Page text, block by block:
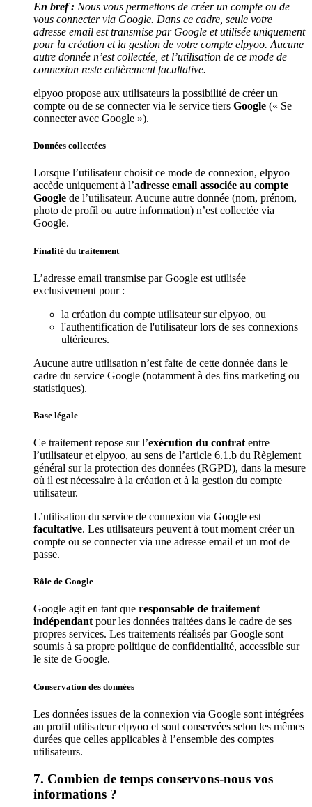
En bref : Nous vous permettons de créer un compte ou de
vous connecter via Google. Dans ce cadre, seule votre
adresse email est transmise par Google et utilisée uniquement
pour la création et la gestion de votre compte elpyoo. Aucune
autre donnée n’est collectée, et l’utilisation de ce mode de
connexion reste entièrement facultative.
elpyoo propose aux utilisateurs la possibilité de créer un
compte ou de se connecter via le service tiers Google (« Se
connecter avec Google »).
Données collectées
Lorsque l’utilisateur choisit ce mode de connexion, elpyoo
accède uniquement à l’adresse email associée au compte
Google de l’utilisateur. Aucune autre donnée (nom, prénom,
photo de profil ou autre information) n’est collectée via
Google.
Finalité du traitement
L’adresse email transmise par Google est utilisée
exclusivement pour :
la création du compte utilisateur sur elpyoo, ou
l'authentification de l'utilisateur lors de ses connexions
ultérieures.
Aucune autre utilisation n’est faite de cette donnée dans le
cadre du service Google (notamment à des fins marketing ou
statistiques).
Base légale
Ce traitement repose sur l’exécution du contrat entre
l’utilisateur et elpyoo, au sens de l’article 6.1.b du Règlement
général sur la protection des données (RGPD), dans la mesure
où il est nécessaire à la création et à la gestion du compte
utilisateur.
L’utilisation du service de connexion via Google est
facultative. Les utilisateurs peuvent à tout moment créer un
compte ou se connecter via une adresse email et un mot de
passe.
Rôle de Google
Google agit en tant que responsable de traitement
indépendantpour les données traitées dans le cadre de ses
propres services. Les traitements réalisés par Google sont
soumis à sa propre politique de confidentialité, accessible sur
le site de Google.
Conservation des données
Les données issues de la connexion via Google sont intégrées
au profil utilisateur elpyoo et sont conservées selon les mêmes
durées que celles applicables à l’ensemble des comptes
utilisateurs.
7. Combien de temps conservons-nous vos
informations ?